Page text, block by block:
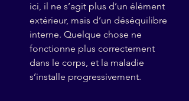
ici, il ne s’agit plus d’un élément
extérieur, mais d’un déséquilibre
interne. Quelque chose ne
fonctionne plus correctement
dans le corps, et la maladie
s’installe progressivement.